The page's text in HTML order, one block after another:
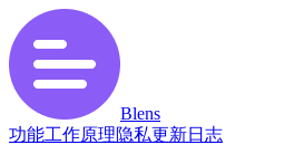
Blens
功能工作原理隐私更新日志